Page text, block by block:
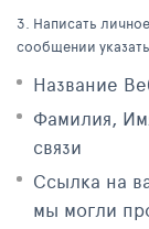
3. Написать
сообщении
Название
Фамилия,
связи
Ссылка на
мы могли